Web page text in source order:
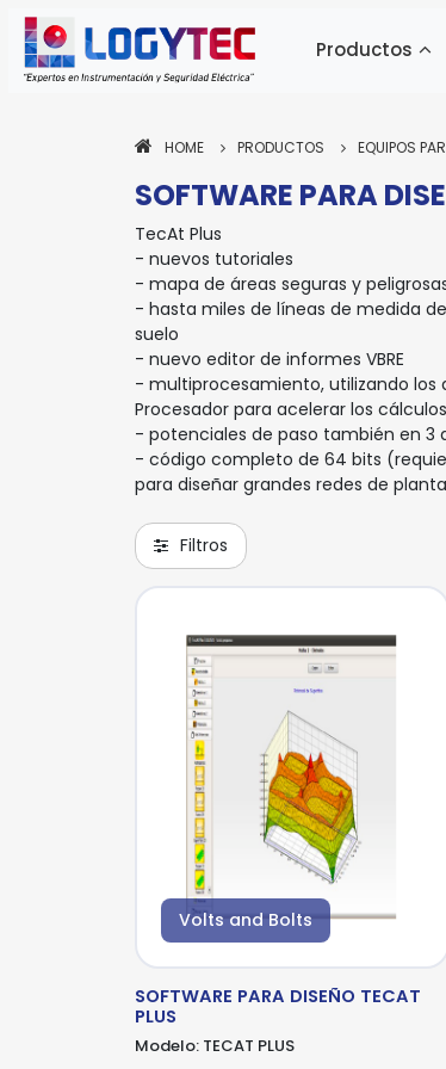
Productos
HOME PRODUCTOS EQUIPOS
SOFTWARE PARA
TecAt Plus
- nuevos tutoriales
- mapa de áreas seguras y
- hasta miles de líneas de medida
suelo
- nuevo editor de informes VBRE
- multiprocesamiento, utilizando los
Procesador para acelerar los
- potenciales de paso también en 3
- código completo de 64 bits
para diseñar grandes redes de
Filtros
Volts and Bolts
SOFTWARE PARA DISEÑO TECAT
PLUS
Modelo: TECAT PLUS